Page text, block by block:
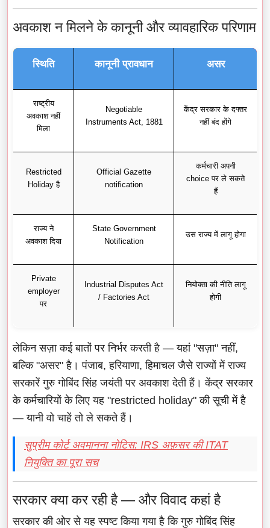
अवकाश न मिलने के कानूनी और व्यावहारिक परिणाम
स्थिति कानूनी प्रावधान असर
राष्ट्रीय
अवकाश नहीं
मिला
Negotiable
Instruments Act, 1881
केंद्र सरकार के दफ्तर
नहीं बंद होंगे
Restricted
Holiday है
Official Gazette
notification
कर्मचारी अपनी
choice पर ले सकते
हैं
राज्य ने
अवकाश दिया
State Government
Notification
उस राज्य में लागू होगा
Private
employer
पर
Industrial Disputes Act
/ Factories Act
नियोक्ता की नीति लागू
होगी
लेकिन सज़ा कई बातों पर निर्भर करती है — यहां "सज़ा" नहीं,
बल्कि "असर" है। पंजाब, हरियाणा, हिमाचल जैसे राज्यों में राज्य
सरकारें गुरु गोबिंद सिंह जयंती पर अवकाश देती हैं। केंद्र सरकार
के कर्मचारियों के लिए यह "restricted holiday" की सूची में है
— यानी वो चाहें तो ले सकते हैं।
सुप्रीम कोर्ट अवमानना नोटिस: IRS अफ़सर की ITAT
नियुक्ति का पूरा सच
सरकार क्या कर रही है — और विवाद कहां है
सरकार की ओर से यह स्पष्ट किया गया है कि गुरु गोबिंद सिंह